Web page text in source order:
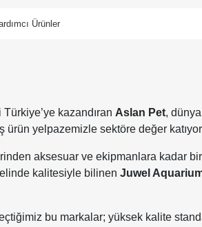
Ürünler
kazandıran Aslan Pet,
yelpazemizle sektöre değer
aksesuar ve ekipmanlara kadar
kalitesiyle bilinen Juwel
bu markalar; yüksek kalite